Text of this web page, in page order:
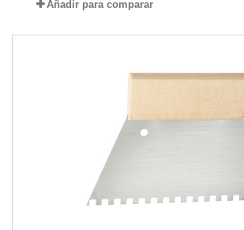
Añadir para comparar